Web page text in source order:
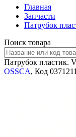
Главная
Запчасти
Патрубок
Поиск товара
Патрубок пластик.
OSSCA, Код